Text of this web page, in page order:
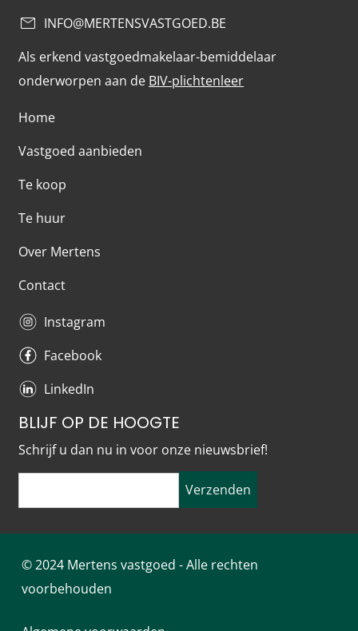
INFO@MERTENSVASTGOED.BE
Als erkend vastgoedmakelaar-bemiddelaar
onderworpen aan de BIV-plichtenleer
Home
Vastgoed aanbieden
Te koop
Te huur
Over Mertens
Contact
Instagram
Facebook
LinkedIn
BLIJF OP DE HOOGTE
Schrijf u dan nu in voor onze nieuwsbrief!
Verzenden
© 2024 Mertens vastgoed - Alle rechten
voorbehouden